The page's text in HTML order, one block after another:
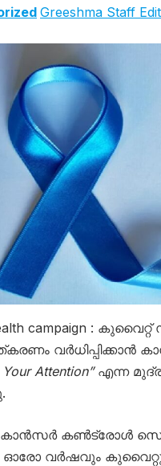
Greeshma Staff
campaign : കുവൈറ്റ്
വർധിപ്പിക്കാൻ
Attention”എന്ന
കൺട്രോൾ
ഓരോ വർഷവും